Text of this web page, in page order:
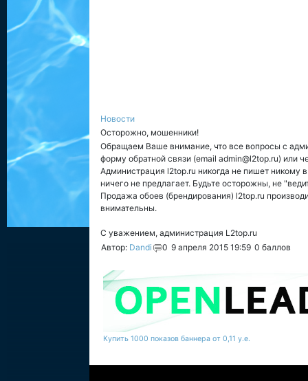
Новости
Осторожно, мошенники!
Обращаем Ваше внимание, что все вопросы с
форму обратной связи (email admin@l2top.ru) или
Администрация l2top.ru никогда не пишет никому
ничего не предлагает. Будьте осторожны, не
Продажа обоев (брендирования) l2top.ru
внимательны.
С уважением, администрация L2top.ru
Автор: Dandi 0 9 апреля 2015 19:59 0 баллов
Купить 1000 показов баннера от 0,11 у.е.